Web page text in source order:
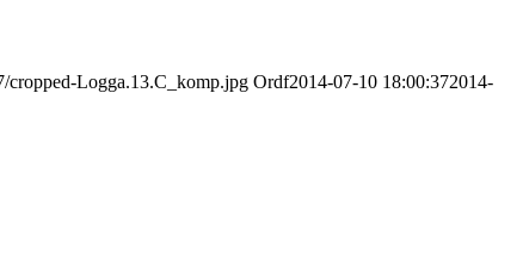
cropped-Logga.13.C_komp.jpg Ordf2014-07-10 18:00:372014-